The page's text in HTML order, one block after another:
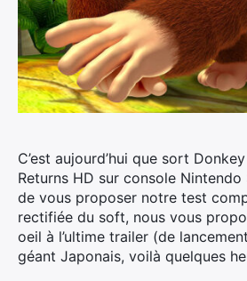
C’est aujourd’hui que sort
Returns HD sur console Nintendo
de vous proposer notre test
rectifiée du soft, nous vous
oeil à l’ultime trailer (de
géant Japonais, voilà quelques